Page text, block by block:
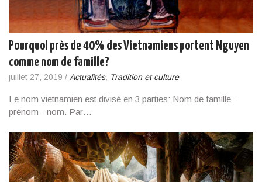
Pourquoi près de 40% des Vietnamiens portent Nguyen
comme nom de famille?
juillet 27, 2019 / Actualités, Tradition et culture
Le nom vietnamien est divisé en 3 parties: Nom de famille -
prénom - nom. Par…